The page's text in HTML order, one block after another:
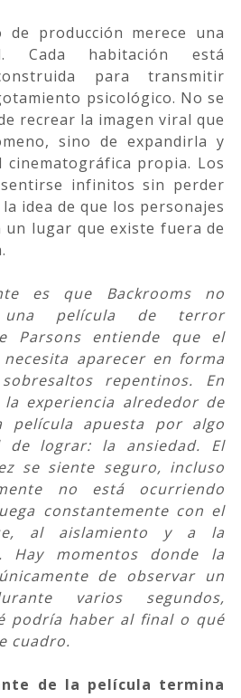
producción merece una
Cada habitación está
para transmitir
psicológico. No se
recrear la imagen viral que
sino de expandirla y
cinematográfica propia. Los
infinitos sin perder
idea de que los personajes
lugar que existe fuera de
es que Backrooms no
una película de terror
Parsons entiende que el
aparecer en forma
repentinos. En
experiencia alrededor de
película apuesta por algo
de lograr: la ansiedad. El
se siente seguro, incluso
no está ocurriendo
constantemente con el
al aislamiento y a la
Hay momentos donde la
de observar un
varios segundos,
podría haber al final o qué
cuadro.
de la película termina